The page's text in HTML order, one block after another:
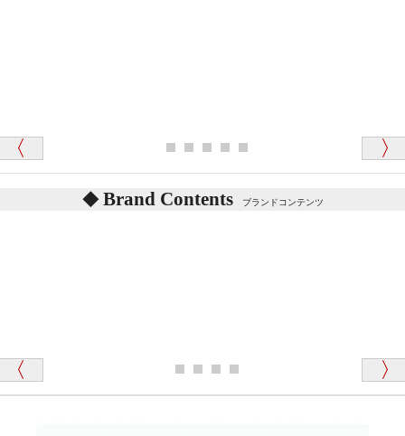
体をねかせたりおこしたりすると「グーグー」と鳴く
記載しておりますので、ぜひ探してみてください。
ディベアがいます。
「スクエーカー内蔵」と記載しておりますので、ぜひ
探してみてください。
「商品説明が細やかで丁寧であったことです」
「前に買ったことがあったお店でしたので」
Brand Contents ブランドコンテンツ